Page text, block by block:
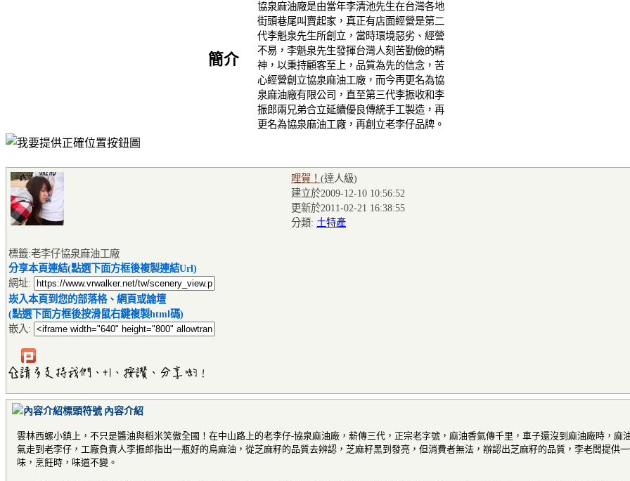
簡介
協泉麻油廠是由當年李清池先生在台灣各地
街頭巷尾叫賣起家，真正有店面經營是第二
代李魁泉先生所創立，當時環境惡劣、經營
不易，李魁泉先生發揮台灣人刻苦勤儉的精
神，以秉持顧客至上，品質為先的信念，苦
心經營創立協泉麻油工廠，而今再更名為協
泉麻油廠有限公司，直至第三代李振收和李
振郎兩兄弟合立延續優良傳統手工製造，再
更名為協泉麻油工廠，再創立老李仔品牌。
哩賀！ (達人級)
建立於2009-12-10 10:56:52
更新於2011-02-21 16:38:55
分類: 土特產
標籤:老李仔協泉麻油工廠
分享本頁連結(點選下面方框後複製連結Url)
網址:
崁入本頁到您的部落格、網頁或論壇
(點選下面方框後按滑鼠右鍵複製html碼)
嵌入:
內容介紹
雲林西螺小鎮上，不只是醬油與稻米笑傲全國！在中山路上的老李仔-協泉麻油廠，薪傳三代，正宗老字號，麻油香氣傳千里，車子還沒到麻油廠時，麻
氣走到老李仔，工廠負責人李振郎指出一瓶好的烏麻油，從芝麻籽的品質去辨認，芝麻籽黑到發亮，但消費者無法，辦認出芝麻籽的品質，李老闆提供
味，烹飪時，味道不變。